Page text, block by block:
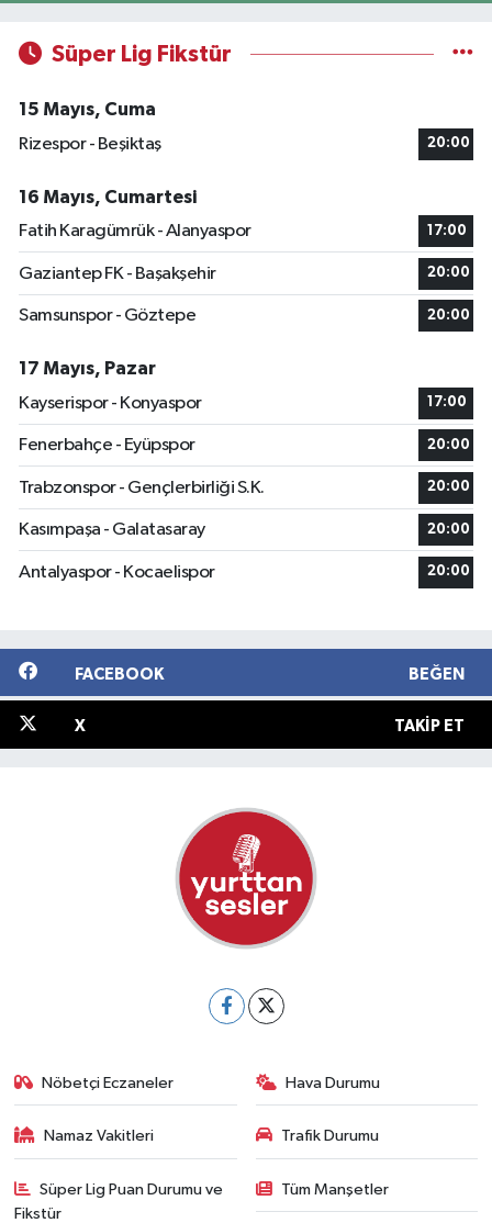
Süper Lig Fikstür
15 Mayıs, Cuma
Rizespor - Beşiktaş
20:00
16 Mayıs, Cumartesi
Fatih Karagümrük - Alanyaspor
17:00
Gaziantep FK - Başakşehir 20:00
Samsunspor - Göztepe 20:00
17 Mayıs, Pazar
Kayserispor - Konyaspor
17:00
Fenerbahçe - Eyüpspor 20:00
Trabzonspor - Gençlerbirliği S.K. 20:00
Kasımpaşa - Galatasaray 20:00
Antalyaspor - Kocaelispor 20:00
FACEBOOK BEĞEN
X TAKIP ET
Nöbetçi Eczaneler Hava Durumu
Namaz Vakitleri Trafik Durumu
Süper Lig Puan Durumu ve
Fikstür
Tüm Manşetler